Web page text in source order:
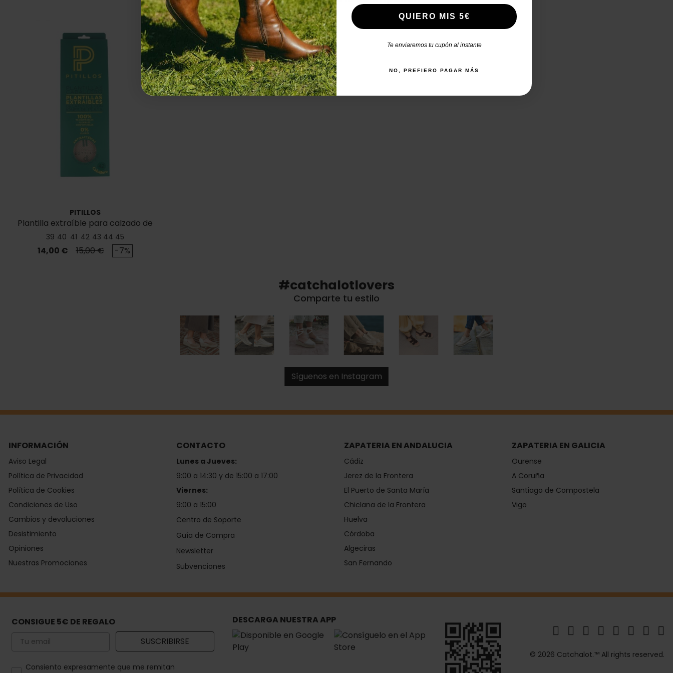
PITILLOS
Plantilla extraíble para calzado de
caballero
39 40 41 42 43 44 45
Precio
14,00 € Precio base
15,00 € -7%
#catchalotlovers
Comparte tu estilo
Síguenos en Instagram
INFORMACIÓN
Aviso Legal
Política de Privacidad
Política de Cookies
Condiciones de Uso
Cambios y devoluciones
Desistimiento
Opiniones
Nuestras Promociones
CONTACTO
Lunes a Jueves:
9:00 a 14:30 y de 15:00 a 17:00
Viernes:
9:00 a 15:00
Centro de Soporte
Guía de Compra
Newsletter
Subvenciones
ZAPATERIA EN ANDALUCIA
Cádiz
Jerez de la Frontera
El Puerto de Santa María
Chiclana de la Frontera
Huelva
Córdoba
Algeciras
San Fernando
ZAPATERIA EN GALICIA
Ourense
A Coruña
Santiago de Compostela
Vigo
CONSIGUE 5€ DE REGALO
Email SUSCRIBIRSE
How would you like to hear from us?
Consiento expresamente que me remitan
DESCARGA NUESTRA APP
© 2026 Catchalot.™ All rights reserved.
QUIERO MIS 5€
Te enviaremos tu cupón al instante
NO, PREFIERO PAGAR MÁS